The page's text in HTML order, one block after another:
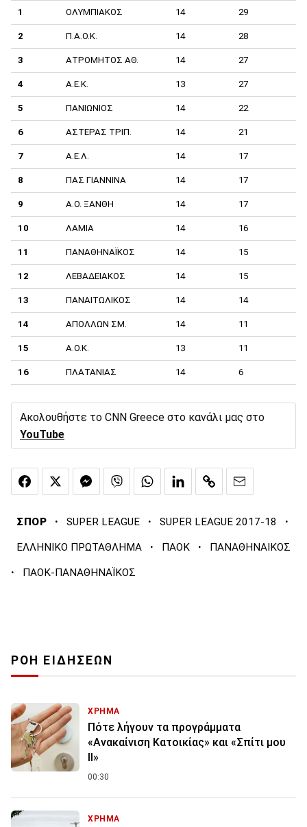
1 ΟΛΥΜΠΙΑΚΟΣ 14 29
2 Π.Α.Ο.Κ. 14 28
3 ΑΤΡΟΜΗΤΟΣ ΑΘ. 14 27
4 A.E.K. 13 27
5 ΠΑΝΙΩΝΙΟΣ 14 22
6 ΑΣΤΕΡΑΣ ΤΡΙΠ. 14 21
7 Α.Ε.Λ. 14 17
8 ΠΑΣ ΓΙΑΝΝΙΝΑ 14 17
9 Α.Ο. ΞΑΝΘΗ 14 17
10 ΛΑΜΙΑ 14 16
11 ΠΑΝΑΘΗΝΑΪΚΟΣ 14 15
12 ΛΕΒΑΔΕΙΑΚΟΣ 14 15
13 ΠΑΝΑΙΤΩΛΙΚΟΣ 14 14
14 ΑΠΟΛΛΩΝ ΣΜ. 14 11
15 Α.Ο.Κ. 13 11
16 ΠΛΑΤΑΝΙΑΣ 14 6
Ακολουθήστε το CNN Greece στο κανάλι μας στο
YouTube
ΣΠΟΡ · SUPER LEAGUE · SUPER LEAGUE 2017-18 ·
ΕΛΛΗΝΙΚΟ ΠΡΩΤΑΘΛΗΜΑ · ΠΑΟΚ · ΠΑΝΑΘΗΝΑΙΚΟΣ
· ΠΑΟΚ-ΠΑΝΑΘΗΝΑΪΚΟΣ
ΡΟΗ ΕΙΔΗΣΕΩΝ
ΧΡΗΜΑ
Πότε λήγουν τα προγράμματα
«Ανακαίνιση Κατοικίας» και «Σπίτι μου
ΙΙ»
00:30
ΧΡΗΜΑ